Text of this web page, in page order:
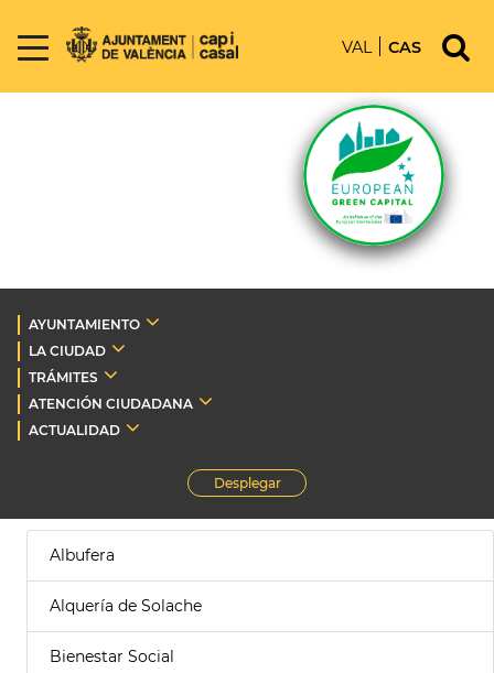
VAL CAS
AYUNTAMIENTO
LA CIUDAD
TRÁMITES
ATENCIÓN CIUDADANA
ACTUALIDAD
Desplegar
Albufera
Alquería de Solache
Bienestar Social